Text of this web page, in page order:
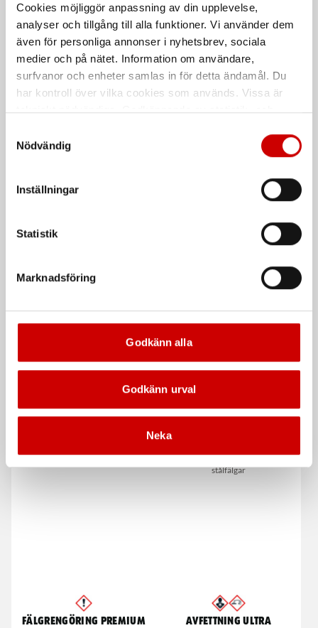
Cookies möjliggör anpassning av din upplevelse,
analyser och tillgång till alla funktioner. Vi använder dem
även för personliga annonser i nyhetsbrev, sociala
medier och på nätet. Information om användare,
surfvanor och enheter samlas in för detta ändamål. Du
har kontroll över vilka cookies som används. Vissa är
tekniskt nödvändiga. Godkännande av statistik- och
länder utanför EU med olika dataskyddsnormer. Genom
att godkänna samtycker du till sådana överföringar. Läs
Nödvändig
Inställningar
Statistik
Marknadsföring
Godkänn alla
Godkänn urval
Neka
Tappventil
För Ekofekt 2,7 L tvålprodukter
Väggdispenser Skin Line
beröringsfri
Automatisk dispenser för Skin Line
hygienprodukter.
Till Würth väggdispenser 2 L Interiörtvätt för syntetiska ytor
De som köpte, köpte även
Interiörtvätt för syntetiska ytor
Fälgrengöring, Intensiv
För alla lackerade lättmetall- och
stålfälgar
Fälgrengöring Premium Avfettning Ultra